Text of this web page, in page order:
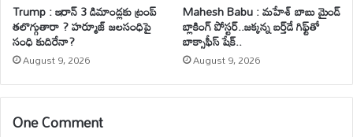
Trump : ఇరాన్ 3 డిమాండ్లకు ట్రంప్
తలొగ్గుతారా ? హర్మూజ్ జలసంధిపై
సంధి కుదిరేనా?
August 9, 2026
Mahesh Babu : మహేశ్‌ బాబు మైండ్
బ్లాకింగ్ పోస్టర్..జక్కన్న బర్త్‌డే గిఫ్ట్‌తో
బాక్సాఫీస్ షేక్..
August 9, 2026
One Comment